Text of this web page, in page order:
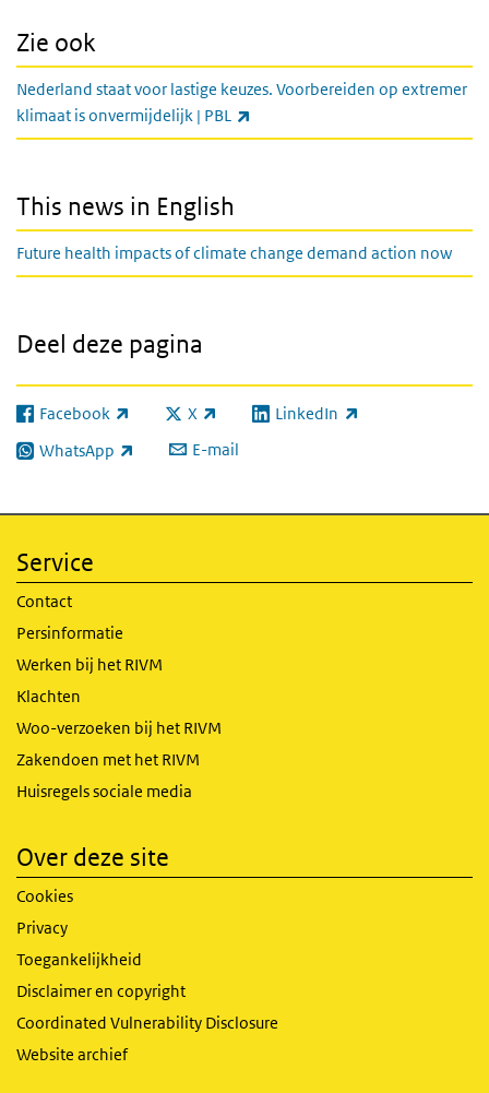
Zie ook
Nederland staat voor lastige keuzes. Voorbereiden op extremer
klimaat is onvermijdelijk | PBL
This news in English
Future health impacts of climate change demand action now
Deel deze pagina
Facebook
(externe link) X
(externe link) LinkedIn
(externe link)
WhatsApp
(externe link) E-mail
Service
Contact
Persinformatie
Werken bij het RIVM
Klachten
Woo-verzoeken bij het RIVM
Zakendoen met het RIVM
Huisregels sociale media
Over deze site
Cookies
Privacy
Toegankelijkheid
Disclaimer en copyright
Coordinated Vulnerability Disclosure
Website archief